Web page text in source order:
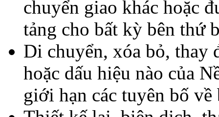
chuyển giao khác hoặc
tảng cho bất kỳ bên thứ
Di chuyển, xóa bỏ, thay
hoặc dấu hiệu nào của
giới hạn các tuyên bố về